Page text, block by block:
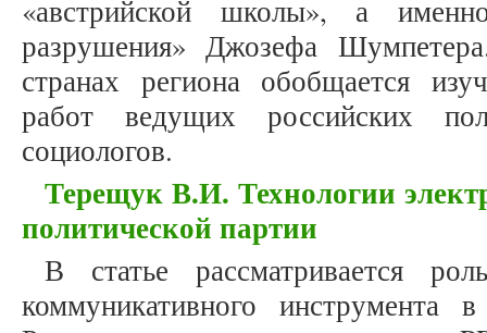
«австрийской школы», а
разрушения» Джозефа
странах региона обобщается
работ ведущих российских
социологов.
Терещук В.И. Технологии
политической партии
В статье рассматривается
коммуникативного инструмента